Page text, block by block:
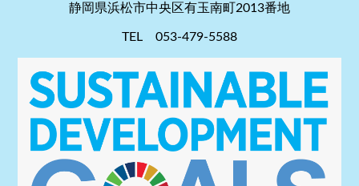
静岡県浜松市中央区有玉南町2013番地
TEL 053-479-5588